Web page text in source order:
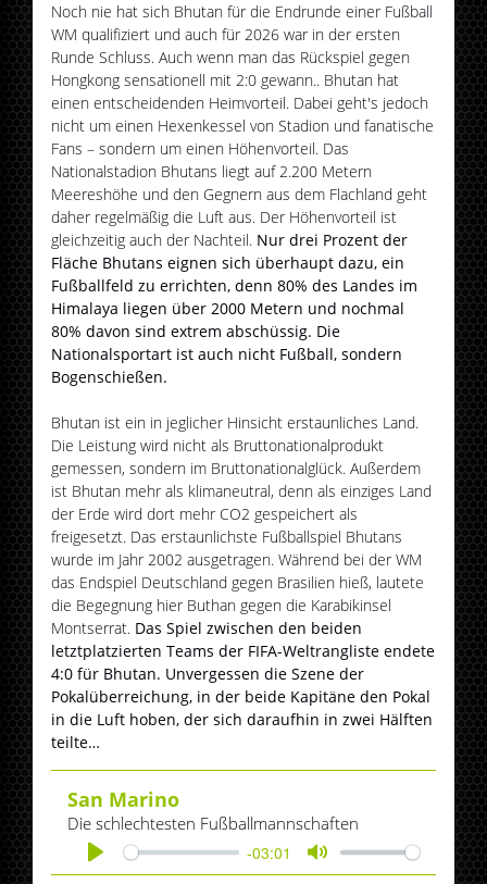
Noch nie hat sich Bhutan für die Endrunde einer Fußball
WM qualifiziert und auch für 2026 war in der ersten
Runde Schluss. Auch wenn man das Rückspiel gegen
Hongkong sensationell mit 2:0 gewann.. Bhutan hat
einen entscheidenden Heimvorteil. Dabei geht's jedoch
nicht um einen Hexenkessel von Stadion und fanatische
Fans – sondern um einen Höhenvorteil. Das
Nationalstadion Bhutans liegt auf 2.200 Metern
Meereshöhe und den Gegnern aus dem Flachland geht
daher regelmäßig die Luft aus. Der Höhenvorteil ist
gleichzeitig auch der Nachteil. Nur drei Prozent der
Fläche Bhutans eignen sich überhaupt dazu, ein
Fußballfeld zu errichten, denn 80% des Landes im
Himalaya liegen über 2000 Metern und nochmal
80% davon sind extrem abschüssig. Die
Nationalsportart ist auch nicht Fußball, sondern
Bogenschießen.
Bhutan ist ein in jeglicher Hinsicht erstaunliches Land.
Die Leistung wird nicht als Bruttonationalprodukt
gemessen, sondern im Bruttonationalglück. Außerdem
ist Bhutan mehr als klimaneutral, denn als einziges Land
der Erde wird dort mehr CO2 gespeichert als
freigesetzt. Das erstaunlichste Fußballspiel Bhutans
wurde im Jahr 2002 ausgetragen. Während bei der WM
das Endspiel Deutschland gegen Brasilien hieß, lautete
die Begegnung hier Buthan gegen die Karabikinsel
Montserrat. Das Spiel zwischen den beiden
letztplatzierten Teams der FIFA-Weltrangliste endete
4:0 für Bhutan. Unvergessen die Szene der
Pokalüberreichung, in der beide Kapitäne den Pokal
in die Luft hoben, der sich daraufhin in zwei Hälften
teilte…
San Marino
Die schlechtesten Fußballmannschaften
Play
-03:01
Mute